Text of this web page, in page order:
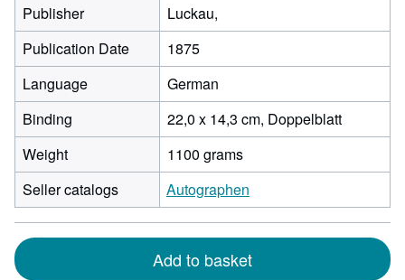
Publisher
Luckau,
Publication Date
1875
Language
German
Binding
22,0 x 14,3 cm, Doppelblatt
Weight
1100 grams
Seller catalogs
Autographen
Add to basket